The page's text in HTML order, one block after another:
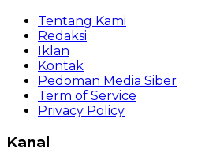
Tentang Kami
Redaksi
Iklan
Kontak
Pedoman Media Siber
Term of Service
Privacy Policy
Kanal